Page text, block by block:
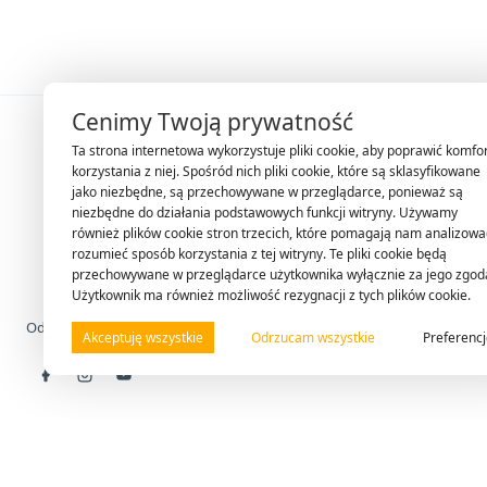
Od 29 lat dostarczamy innowacyjne rozwiązania.
Cenimy Twoją prywatność
Ta strona internetowa wykorzystuje pliki cookie, aby poprawić
korzystania z niej. Spośród nich pliki cookie, które są sklasyfikowane
jako niezbędne, są przechowywane w przeglądarce, ponieważ są
niezbędne do działania podstawowych funkcji witryny. Używamy
również plików cookie stron trzecich, które pomagają nam
rozumieć sposób korzystania z tej witryny. Te pliki cookie będą
przechowywane w przeglądarce użytkownika wyłącznie za jego
Użytkownik ma również możliwość rezygnacji z tych plików cookie.
Akceptuję wszystkie Odrzucam wszystkie